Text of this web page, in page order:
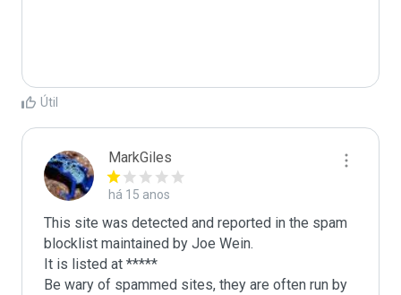
Útil
MarkGiles
há 15 anos
This site was detected and reported in the spam
blocklist maintained by Joe Wein.
It is listed at *****
Be wary of spammed sites, they are often run by